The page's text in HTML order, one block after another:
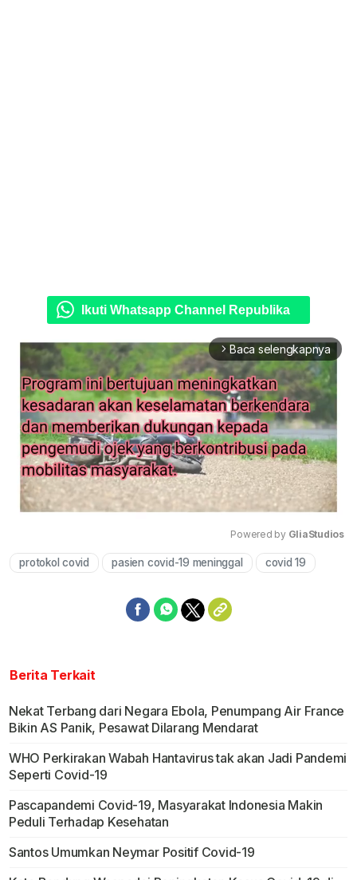
Ikuti Whatsapp Channel Republika
arrow_forward_ios Baca selengkapnya
Mute
Powered by GliaStudios
protokol covid pasien covid-19 meninggal covid 19
Berita Terkait
Nekat Terbang dari Negara Ebola, Penumpang Air France
Bikin AS Panik, Pesawat Dilarang Mendarat
WHO Perkirakan Wabah Hantavirus tak akan Jadi Pandemi
Seperti Covid-19
Pascapandemi Covid-19, Masyarakat Indonesia Makin
Peduli Terhadap Kesehatan
Santos Umumkan Neymar Positif Covid-19